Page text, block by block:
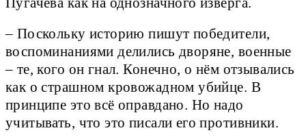
– Поскольку историю пишут победители,
воспоминаниями делились дворяне, военные
– те, кого он гнал. Конечно, о нём отзывались
как о страшном кровожадном убийце. В
принципе это всё оправдано. Но надо
учитывать, что это писали его противники.